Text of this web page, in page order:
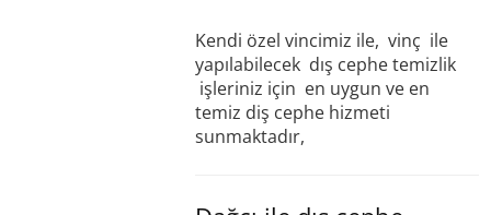
Kendi özel vincimiz ile, vinç ile
yapılabilecek dış cephe temizlik
işleriniz için en uygun ve en
temiz diş cephe hizmeti
sunmaktadır,